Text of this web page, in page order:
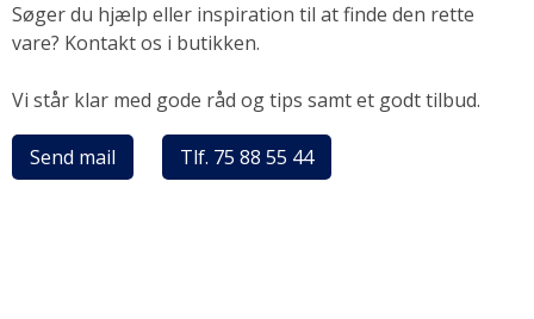
Søger du hjælp eller inspiration til at finde den rette
vare? Kontakt os i butikken.
Vi står klar med gode råd og tips samt et godt tilbud.
Send mail Tlf. 75 88 55 44